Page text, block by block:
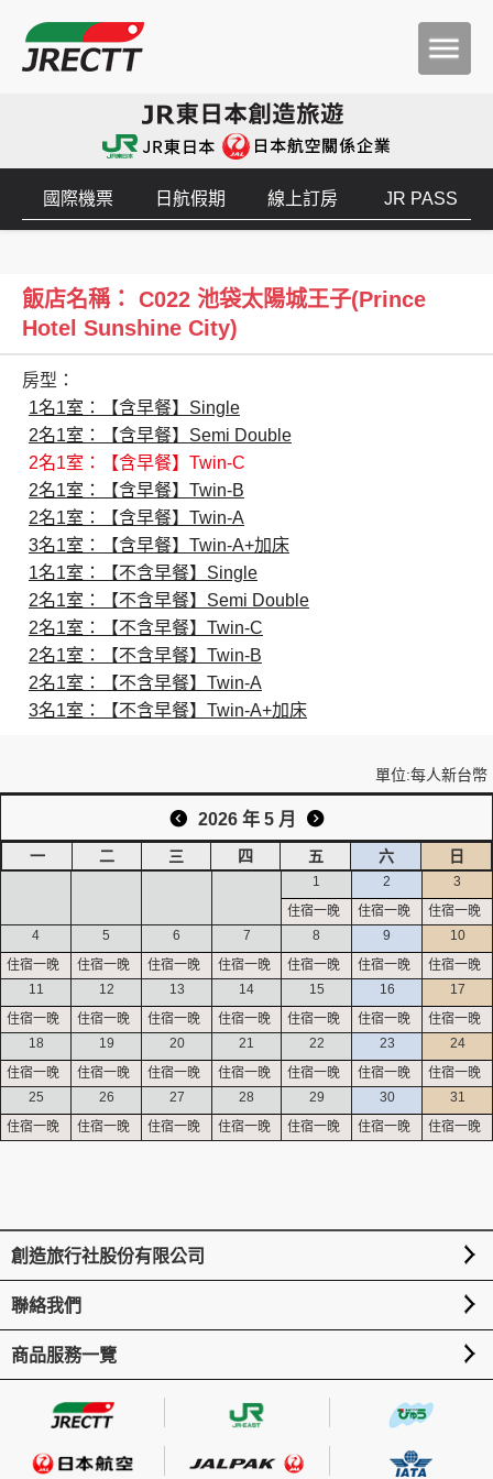
創造旅遊
國際機票 日航假期 線上訂房 JR PASS
飯店名稱： C022 池袋太陽城王子(Prince
Hotel Sunshine City)
房型：
1名1室：【含早餐】Single
2名1室：【含早餐】Semi Double
2名1室：【含早餐】Twin-C
2名1室：【含早餐】Twin-B
2名1室：【含早餐】Twin-A
3名1室：【含早餐】Twin-A+加床
1名1室：【不含早餐】Single
2名1室：【不含早餐】Semi Double
2名1室：【不含早餐】Twin-C
2名1室：【不含早餐】Twin-B
2名1室：【不含早餐】Twin-A
3名1室：【不含早餐】Twin-A+加床
單位:每人新台幣
2026 年 5 月
一 二 三 四 五 六 日
1 2 3
4 5 6 7 8 9 10
11 12 13 14 15 16 17
18 19 20 21 22 23 24
25 26 27 28 29 30 31
創造旅行社股份有限公司
聯絡我們
商品服務一覽